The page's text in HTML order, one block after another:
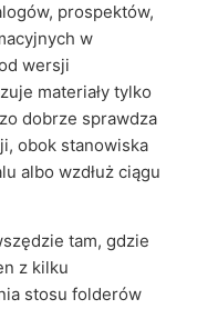
prospektów,
w
wersji
materiały tylko
dobrze sprawdza
obok stanowiska
albo wzdłuż ciągu
tam, gdzie
z kilku
stosu folderów